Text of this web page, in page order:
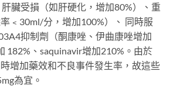
臟受損（如肝硬化，增加80%）、重
﹤30ml/分，增加100%）、 同時服
抑制劑（酮康唑、伊曲康唑增加
182%、saquinavir增加210%。由於
增加藥效和不良事件發生率，故這些
為宜。